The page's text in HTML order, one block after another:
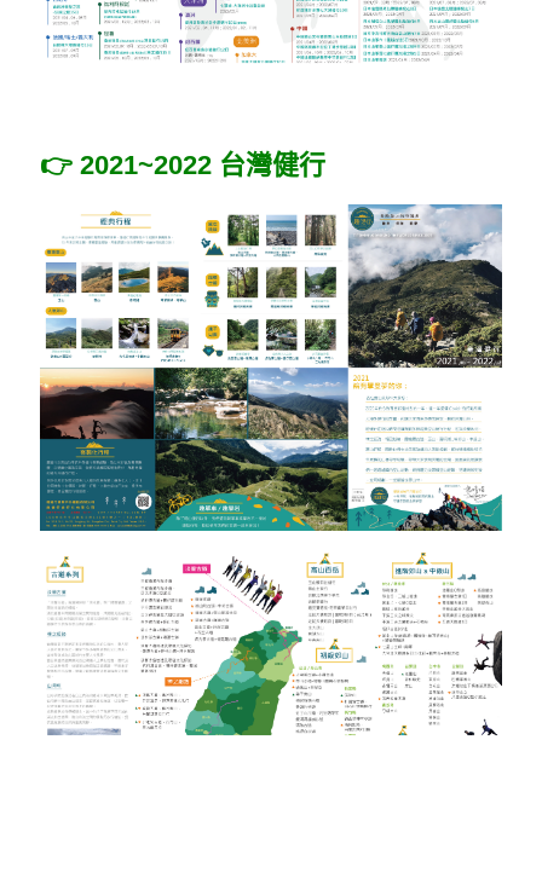
👉️ 2021~2022 台灣健行